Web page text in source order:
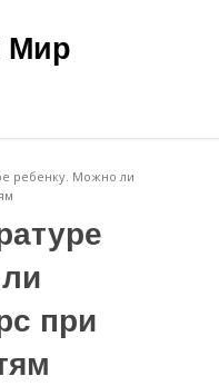
Мир
ребенку. Можно ли
при